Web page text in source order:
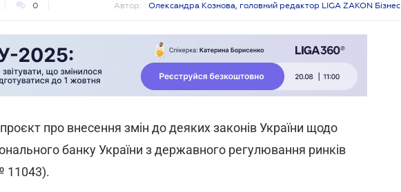
0 Автор: Олександра Кознова, головний редактор LIGA ZAKON Бізнес
про внесення змін до деяких законів України щодо
банку України з державного регулювання ринків
11043).